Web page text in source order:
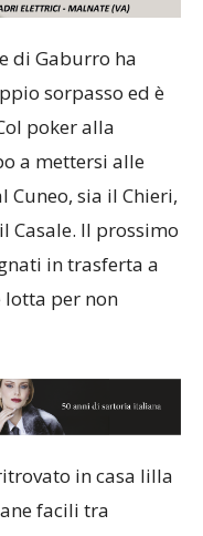
sorpasso ed è
poker alla
a mettersi alle
sia il Chieri,
Il prossimo
in trasferta a
per non
in casa lilla